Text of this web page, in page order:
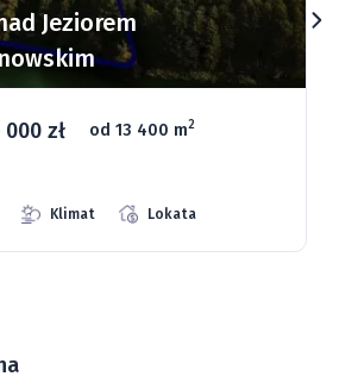
nad Jeziorem
Mała
zł od 1075 m 2 66 grunt